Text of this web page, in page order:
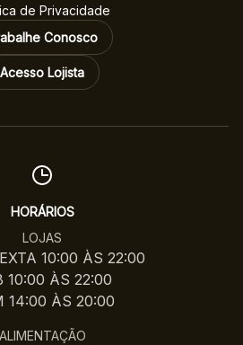
de Privacidade
Conosco
Acesso Lojista
HORÁRIOS
LOJAS
10:00 ÀS 22:00
10:00 ÀS 22:00
14:00 ÀS 20:00
ALIMENTAÇÃO